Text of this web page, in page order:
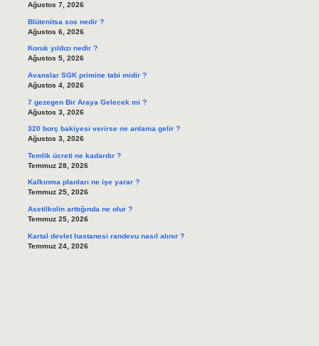
Ağustos 7, 2026
Blütenitsa sos nedir ?
Ağustos 6, 2026
Koruk yıldızı nedir ?
Ağustos 5, 2026
Avanslar SGK primine tabi midir ?
Ağustos 4, 2026
7 gezegen Bir Araya Gelecek mi ?
Ağustos 3, 2026
320 borç bakiyesi verirse ne anlama gelir ?
Ağustos 3, 2026
Temlik ücreti ne kadardır ?
Temmuz 28, 2026
Kalkınma planları ne işe yarar ?
Temmuz 25, 2026
Asetilkolin arttığında ne olur ?
Temmuz 25, 2026
Kartal devlet hastanesi randevu nasıl alınır ?
Temmuz 24, 2026